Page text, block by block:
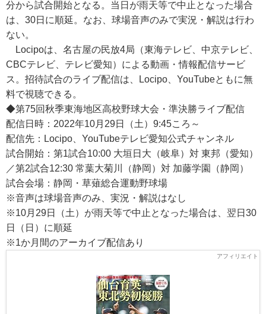
分から試合開始となる。当日が雨天等で中止となった場合
は、30日に順延。なお、球場音声のみで実況・解説は行わ
ない。
Locipoは、名古屋の民放4局（東海テレビ、中京テレビ、
CBCテレビ、テレビ愛知）による動画・情報配信サービ
ス。招待試合のライブ配信は、Locipo、YouTubeともに無
料で視聴できる。
◆第75回秋季東海地区高校野球大会・準決勝ライブ配信
配信日時：2022年10月29日（土）9:45ころ～
配信先：Locipo、YouTubeテレビ愛知公式チャンネル
試合開始：第1試合10:00 大垣日大（岐阜）対 東邦（愛知）
／第2試合12:30 常葉大菊川（静岡）対 加藤学園（静岡）
試合会場：静岡・草薙総合運動野球場
※音声は球場音声のみ、実況・解説はなし
※10月29日（土）が雨天等で中止となった場合は、翌日30
日（日）に順延
※1か月間のアーカイブ配信あり